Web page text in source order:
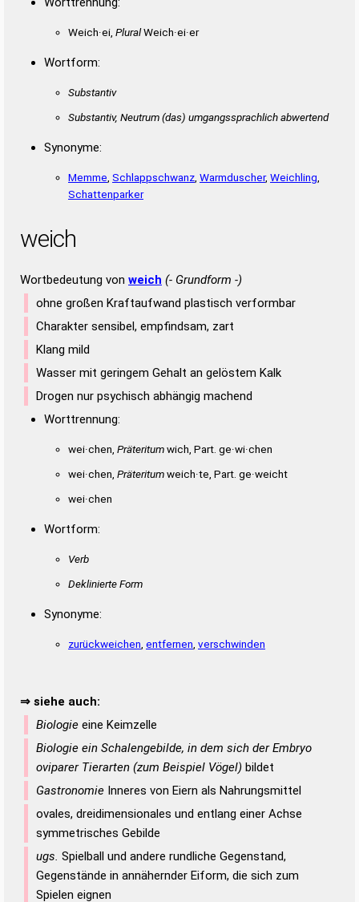
Weich·ei, PluralWeich·ei·er
Wortform:
Substantiv
Substantiv, Neutrum(das) umgangssprachlich abwertend
Synonyme:
Memme Schlappschwanz Warmduscher, Weichling
Schattenparker
weich
Wortbedeutung von weich (- Grundform -)
ohne großen Kraftaufwand plastisch verformbar
Charakter sensibel, empfindsam, zart
Klang mild
Wasser mit geringem Gehalt an gelöstem Kalk
Drogen nur psychisch abhängig machend
Worttrennung:
wei·chen, Präteritumwich, Part. ge·wi·chen
wei·chen, Präteritumweich·te, Part. ge·weicht
wei·chen
Wortform:
Verb
Deklinierte Form
Synonyme:
zurückweichen entfernen verschwinden
⇒ siehe auch:
Biologie eine Keimzelle
Biologie ein Schalengebilde, in dem sich der Embryo
oviparer Tierarten (zum Beispiel Vögel) bildet
Gastronomie Inneres von Eiern als Nahrungsmittel
ovales, dreidimensionales und entlang einer Achse
symmetrisches Gebilde
ugs. Spielball und andere rundliche Gegenstand,
Gegenstände in annähernder Eiform, die sich zum
Spielen eignen